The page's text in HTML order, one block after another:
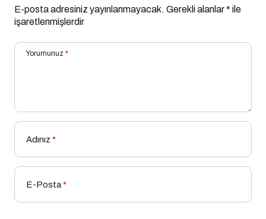
E-posta adresiniz yayınlanmayacak. Gerekli alanlar* ile
işaretlenmişlerdir
Yorumunuz *
Adınız *
E-Posta*